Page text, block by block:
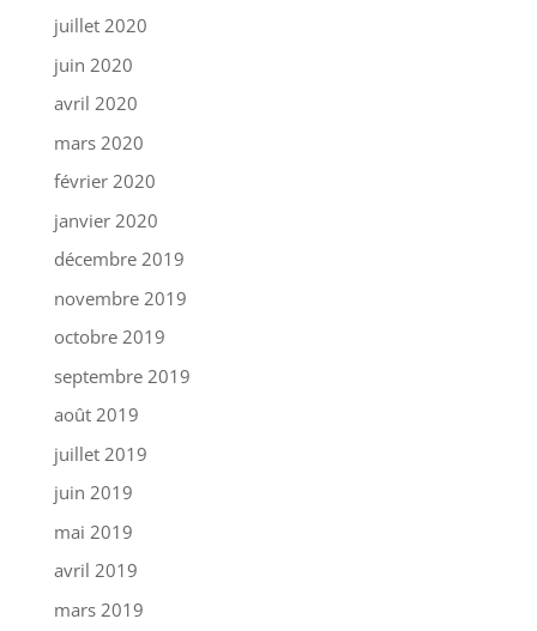
juillet 2020
juin 2020
avril 2020
mars 2020
février 2020
janvier 2020
décembre 2019
novembre 2019
octobre 2019
septembre 2019
août 2019
juillet 2019
juin 2019
mai 2019
avril 2019
mars 2019